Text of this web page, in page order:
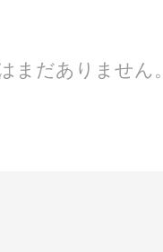
まだありません。